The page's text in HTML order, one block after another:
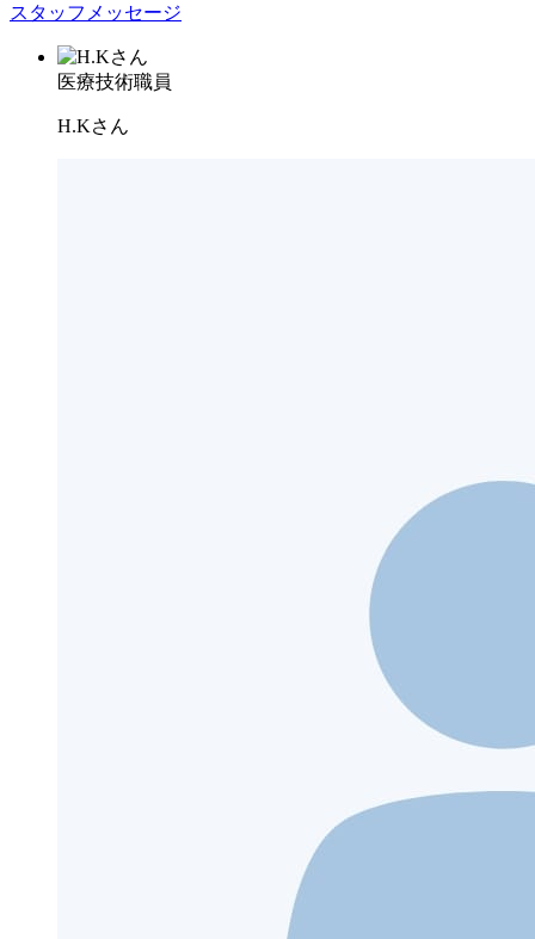
スタッフメッセージ
医療技術職員
H.Kさん